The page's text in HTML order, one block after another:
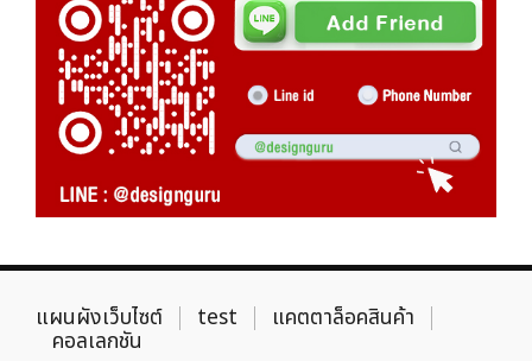
แผนผังเว็บไซต์ test แคตตาล็อคสินค้า
คอลเลกชัน